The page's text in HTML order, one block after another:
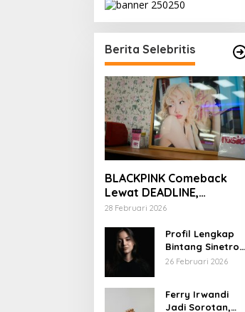
Berita Selebritis
BLACKPINK Comeback
Lewat DEADLINE,
YouTube Tembus 100
28 Februari 2026
Profil Lengkap
Bintang Sinetron
Mencintai Ipar
26 Februari 2026
Ferry Irwandi
Jadi Sorotan,